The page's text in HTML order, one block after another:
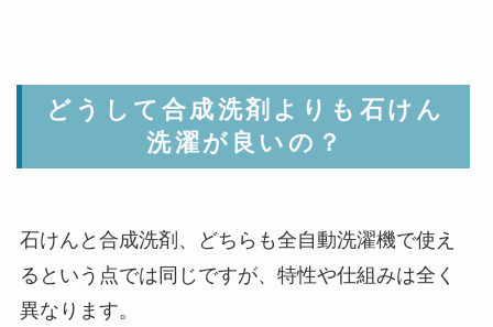
どうして合成洗剤よりも石けん
洗濯が良いの？
石けんと合成洗剤、どちらも全自動洗濯機で使え
るという点では同じですが、特性や仕組みは全く
異なります。